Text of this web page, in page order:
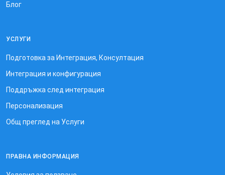
Блог
УСЛУГИ
Подготовка за Интеграция, Консултация
Интеграция и конфигурация
Поддръжка след интеграция
Персонализация
Общ преглед на Услуги
ПРАВНА ИНФОРМАЦИЯ